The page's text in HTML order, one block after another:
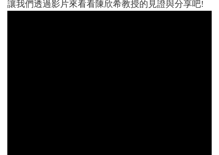
讓我們透過影片來看看陳欣希教授的見證與分享吧!